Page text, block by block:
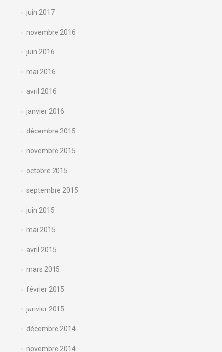
juin 2017
novembre 2016
juin 2016
mai 2016
avril 2016
janvier 2016
décembre 2015
novembre 2015
octobre 2015
septembre 2015
juin 2015
mai 2015
avril 2015
mars 2015
février 2015
janvier 2015
décembre 2014
novembre 2014